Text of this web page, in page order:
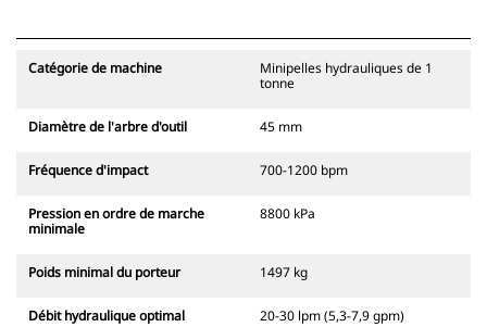
Catégorie de machine
Minipelles hydrauliques de 1
tonne
Diamètre de l'arbre d'outil 45 mm
Fréquence d'impact 700-1200 bpm
Pression en ordre de marche
minimale
8800 kPa
Poids minimal du porteur 1497 kg
Débit hydraulique optimal 20-30 lpm (5,3-7,9 gpm)